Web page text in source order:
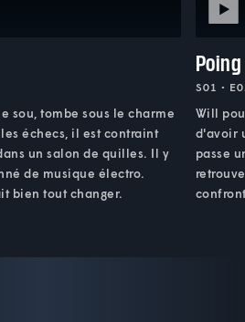
sou, tombe sous le charme
échecs, il est contraint
un salon de quilles. Il y
de musique électro.
bien tout changer.
S01 •
Will
d'avoir
passe